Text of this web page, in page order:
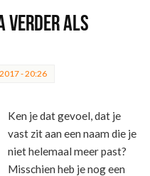
verder als
- 20:26
Ken je dat gevoel, dat je
vast zit aan een naam die je
niet helemaal meer past?
Misschien heb je nog een